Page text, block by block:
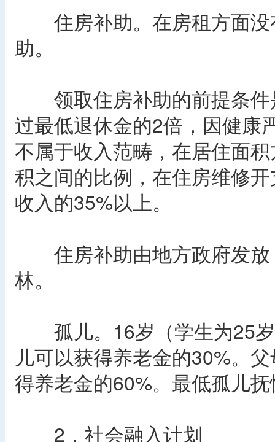
住房补助。在房租方面没
助。
领取住房补助的前提条件
过最低退休金的2倍，因健康
不属于收入范畴，在居住面
积之间的比例，在住房维修
收入的35%以上。
住房补助由地方政府发放
林。
孤儿。16岁（学生为25岁
儿可以获得养老金的30%。
得养老金的60%。最低孤儿
2．社会融入计划